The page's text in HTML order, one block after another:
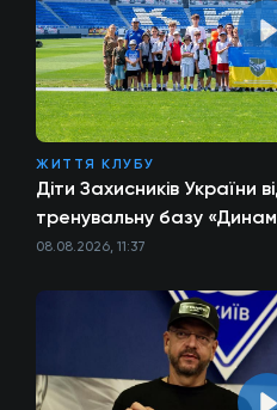
ЖИТТЯ КЛУБУ
Діти Захисників України
тренувальну базу
08.08.2026, 11:37